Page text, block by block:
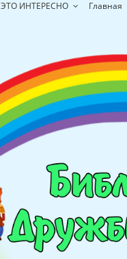
ЭТО ИНТЕРЕСНО Главная